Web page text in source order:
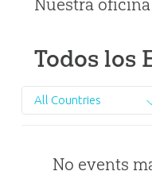
Nuestra
Todos los
All Countries
No events